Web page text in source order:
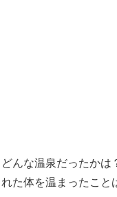
どんな温泉だったかは
れた体を温まったこと